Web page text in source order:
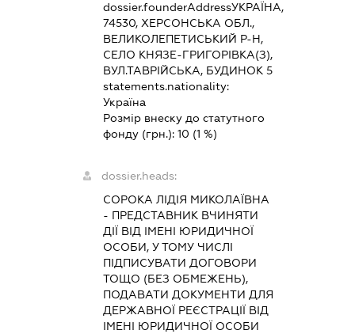
dossier.founderAddressУКРАЇНА,
74530, ХЕРСОНСЬКА ОБЛ.,
ВЕЛИКОЛЕПЕТИСЬКИЙ Р-Н,
СЕЛО КНЯЗЕ-ГРИГОРІВКА(З),
ВУЛ.ТАВРІЙСЬКА, БУДИНОК 5
statements.nationality:
Україна
Розмір внеску до статутного
фонду (грн.):10 (1 %)
dossier.heads:
СОРОКА ЛІДІЯ МИКОЛАЇВНА
- ПРЕДСТАВНИК ВЧИНЯТИ
ДІЇ ВІД ІМЕНІ ЮРИДИЧНОЇ
ОСОБИ, У ТОМУ ЧИСЛІ
ПІДПИСУВАТИ ДОГОВОРИ
ТОЩО (БЕЗ ОБМЕЖЕНЬ),
ПОДАВАТИ ДОКУМЕНТИ ДЛЯ
ДЕРЖАВНОЇ РЕЄСТРАЦІЇ ВІД
ІМЕНІ ЮРИДИЧНОЇ ОСОБИ